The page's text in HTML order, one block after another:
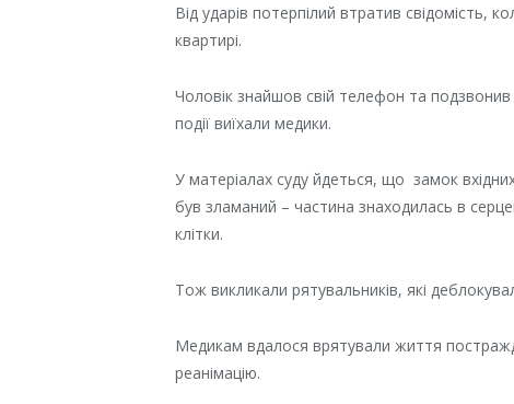
Від ударів потерпілий втратив
квартирі.
Чоловік знайшов свій телефон та
події виїхали медики.
У матеріалах суду йдеться, що замок
був зламаний – частина знаходилась в
клітки.
Тож викликали рятувальників, які
Медикам вдалося врятували життя
реанімацію.